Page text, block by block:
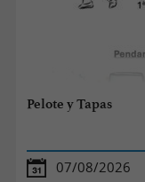
Pelote y Tapas
07/08/2026